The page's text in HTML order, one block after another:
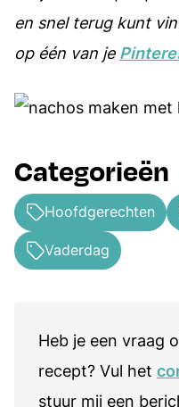
en snel terug kunt
op één van je
Categorieën
Hoofdgerechten
Vaderdag
Heb je een vraag
recept? Vul het
stuur mij een